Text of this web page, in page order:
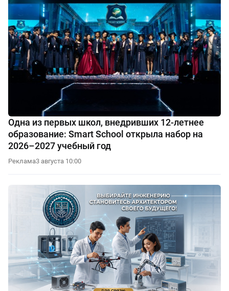
Одна из первых школ, внедривших 12-летнее
образование: Smart School открыла набор на
2026–2027 учебный год
Реклама3 августа 10:00